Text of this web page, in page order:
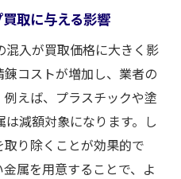
取に与える影響
入が買取価格に大きく影
コストが増加し、業者の
えば、プラスチックや塗
減額対象になります。し
り除くことが効果的で
属を用意することで、よ